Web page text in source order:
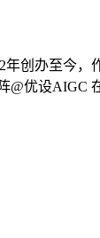
年创办至今
@优设AIGC